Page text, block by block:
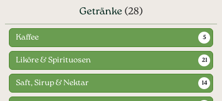
Getränke (28)
Kaffee 5
Liköre & Spirituosen 21
Saft, Sirup & Nektar 14